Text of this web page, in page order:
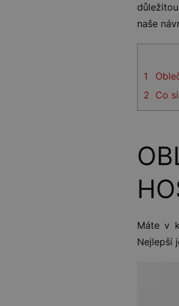
naše
1
2 Co
Máte v
Nejlepší